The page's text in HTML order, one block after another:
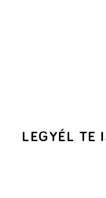
LEGYÉL TE